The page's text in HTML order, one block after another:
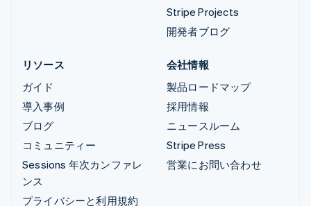
Stripe Projects
開発者ブログ
リソース
ガイド
導入事例
ブログ
コミュニティー
Sessions 年次カンファレ
ンス
プライバシーと利用規約
会社情報
製品ロードマップ
採用情報
ニュースルーム
Stripe Press
営業にお問い合わせ